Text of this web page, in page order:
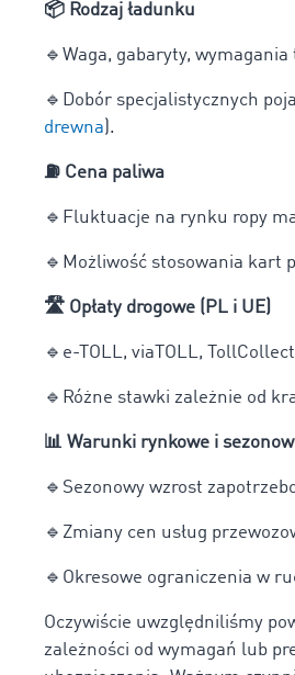
📦 Rodzaj ładunku
🔹 Waga, gabaryty,
🔹 Dobór specjalistycznych
drewna).
⛽ Cena paliwa
🔹 Fluktuacje na rynku ropy
🔹 Możliwość stosowania kart
🛣 ️ Opłaty drogowe (PL i UE)
🔹 e-TOLL, viaTOLL,
🔹 Różne stawki zależnie od
📊 Warunki rynkowe i
🔹 Sezonowy wzrost
🔹 Zmiany cen usług
🔹 Okresowe ograniczenia w
Oczywiście uwzględniliśmy
zależności od wymagań lub